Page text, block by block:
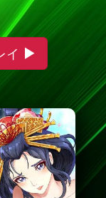
イ